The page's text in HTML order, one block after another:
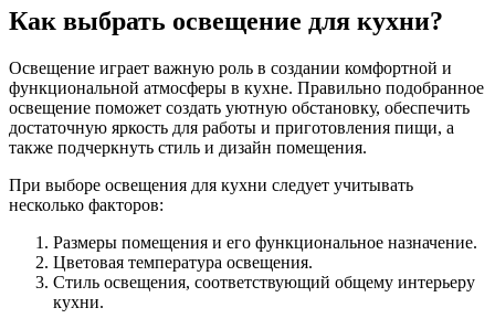
Как выбрать освещение для кухни?
Освещение играет важную роль в создании комфортной и
функциональной атмосферы в кухне. Правильно подобранное
освещение поможет создать уютную обстановку, обеспечить
достаточную яркость для работы и приготовления пищи, а
также подчеркнуть стиль и дизайн помещения.
При выборе освещения для кухни следует учитывать
несколько факторов:
Размеры помещения и его функциональное назначение.
Цветовая температура освещения.
Стиль освещения, соответствующий общему интерьеру
кухни.